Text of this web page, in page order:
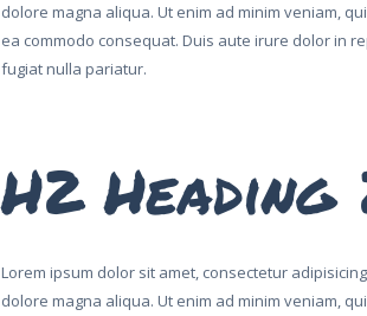
dolore magna aliqua. Ut enim ad minim veniam,
ea commodo consequat. Duis aute irure dolor in
fugiat nulla pariatur.
H2 Heading
Lorem ipsum dolor sit amet, consectetur
dolore magna aliqua. Ut enim ad minim veniam,